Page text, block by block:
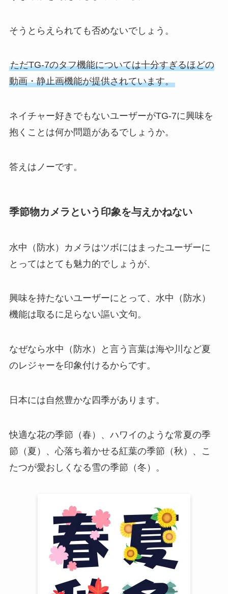
そうとらえられても否めないでしょう。
ただTG-7のタフ機能については十分すぎるほどの
動画・静止画機能が提供されています。
ネイチャー好きでもないユーザーがTG-7に興味を
抱くことは何か問題があるでしょうか。
答えはノーです。
季節物カメラという印象を与えかねない
水中（防水）カメラはツボにはまったユーザーに
とってはとても魅力的でしょうが、
興味を持たないユーザーにとって、水中（防水）
機能は取るに足らない謳い文句。
なぜなら水中（防水）と言う言葉は海や川など夏
のレジャーを印象付けるからです。
日本には自然豊かな四季があります。
快適な花の季節（春）、ハワイのような常夏の季
節（夏）、心落ち着かせる紅葉の季節（秋）、こ
たつが愛おしくなる雪の季節（冬）。